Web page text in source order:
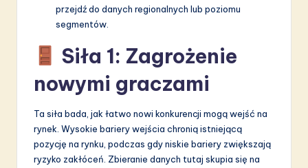
przejdź do danych regionalnych lub poziomu
segmentów.
Siła 1: Zagrożenie
nowymi graczami
Ta siła bada, jak łatwo nowi konkurencji mogą wejść na
rynek. Wysokie bariery wejścia chronią istniejącą
pozycję na rynku, podczas gdy niskie bariery zwiększają
ryzyko zakłóceń. Zbieranie danych tutaj skupia się na